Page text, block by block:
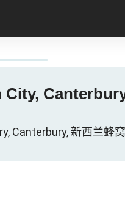
Canterbury
Canterbury, 新西兰蜂